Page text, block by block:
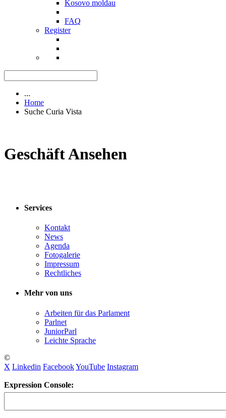
Kosovo moldau
FAQ
Register
...
Home
Suche Curia Vista
Geschäft Ansehen
Services
Kontakt
News
Agenda
Fotogalerie
Impressum
Rechtliches
Mehr von uns
Arbeiten für das Parlament
Parlnet
JuniorParl
Leichte Sprache
©
X Linkedin FacebookYouTube Instagram
Expression Console: